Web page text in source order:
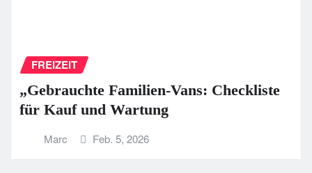
FREIZEIT
„Gebrauchte Familien-Vans: Checkliste
für Kauf und Wartung
Marc Feb. 5, 2026